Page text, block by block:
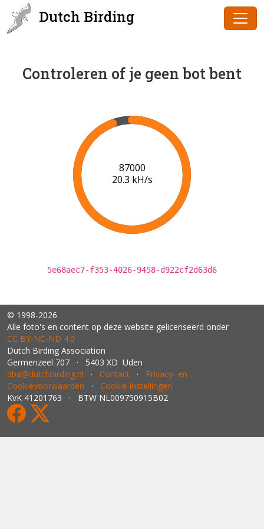
Dutch Birding
Controleren of je geen bot bent
88000
20.4 kH/s
5e68aec7-f353-4026-9458-d922cf2d63d6
© 1998-2026
Alle foto's en content op deze website gelicenseerd onder
CC BY‑NC‑ND 4.0
Dutch Birding Association
Germenzeel 707 · 5403 XD Uden
dba@dutchbirding.nl · Contact · Privacy- en
Cookievoorwaarden · Cookie-instellingen
KvK 41201763 · BTW NL009750915B02